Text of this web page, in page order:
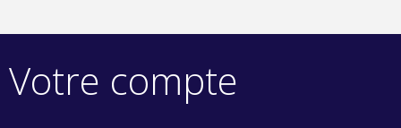
Votre compte